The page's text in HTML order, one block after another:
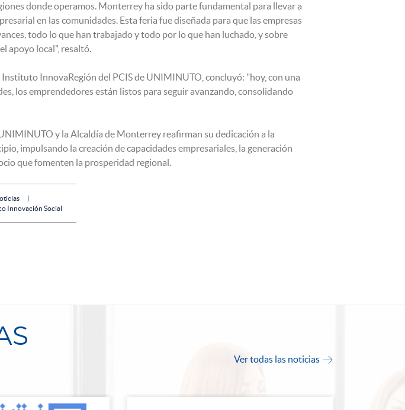
donde operamos. Monterrey ha sido parte fundamental para llevar a
en las comunidades. Esta feria fue diseñada para que las empresas
todo lo que han trabajado y todo por lo que han luchado, y sobre
apoyo local", resaltó.
InnovaRegión del PCIS de UNIMINUTO, concluyó: "hoy, con una
los emprendedores están listos para seguir avanzando, consolidando
y la Alcaldía de Monterrey reafirman su dedicación a la
impulsando la creación de capacidades empresariales, la generación
que fomenten la prosperidad regional.
Innovación Social
Ver todas las noticias 